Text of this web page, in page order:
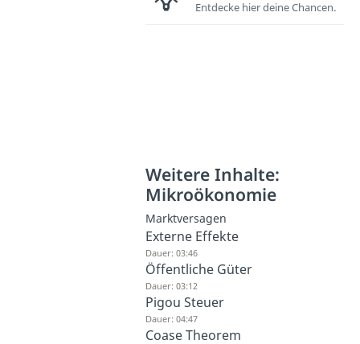
Entdecke hier deine Chancen.
Weitere Inhalte:
Mikroökonomie
Marktversagen
Externe Effekte
Dauer: 03:46
Öffentliche Güter
Dauer: 03:12
Pigou Steuer
Dauer: 04:47
Coase Theorem